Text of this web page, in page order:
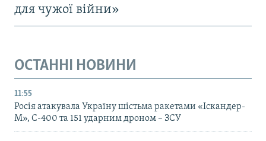
для чужої війни»
ОСТАННІ НОВИНИ
11:55
Росія атакувала Україну шістьма ракетами «Іскандер-
М», С-400 та 151 ударним дроном – ЗСУ